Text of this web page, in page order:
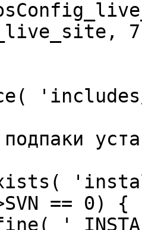
== 0) {